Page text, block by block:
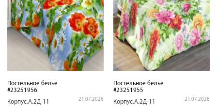
Постельное белье
#23251956
Корпус.А.2Д-11
21.07.2026
Постельное белье
#23251955
Корпус.А.2Д-11
21.07.2026